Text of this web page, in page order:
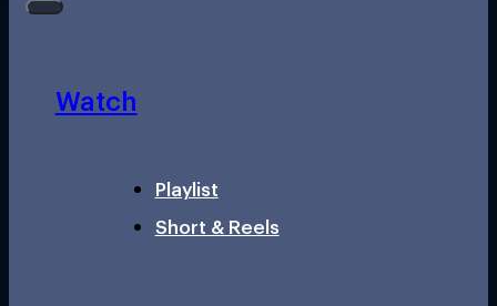
Watch
Playlist
Short & Reels